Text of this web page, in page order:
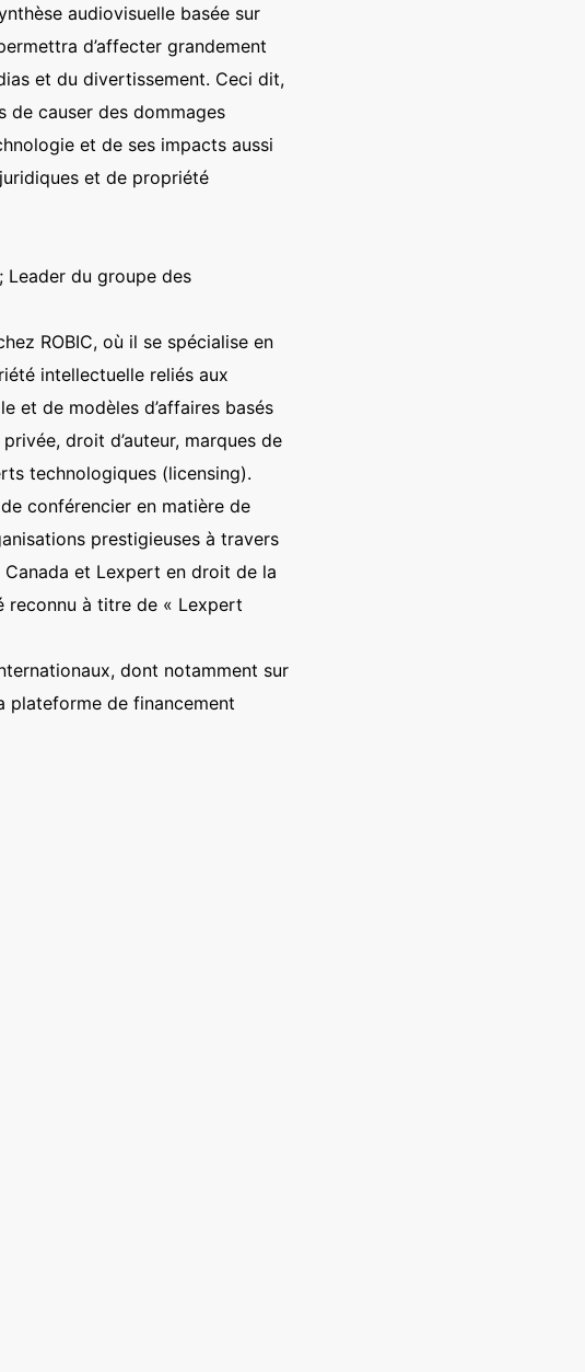
audiovisuelle basée sur
d’affecter grandement
et du divertissement. Ceci dit,
de causer des dommages
et de ses impacts aussi
et de propriété
Leader du groupe des
ROBIC, où il se spécialise en
intellectuelle reliés aux
et de modèles d’affaires basés
droit d’auteur, marques de
technologiques (licensing).
conférencier en matière de
prestigieuses à travers
et Lexpert en droit de la
reconnu à titre de « Lexpert
dont notamment sur
plateforme de financement